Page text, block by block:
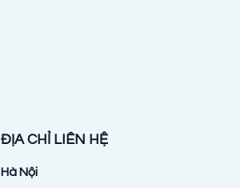
ĐỊA CHỈ LIÊN HỆ
Hà Nội